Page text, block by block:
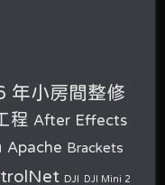
年小房間整修
程 After Effects
Apache Brackets
DJI DJI Mini 2